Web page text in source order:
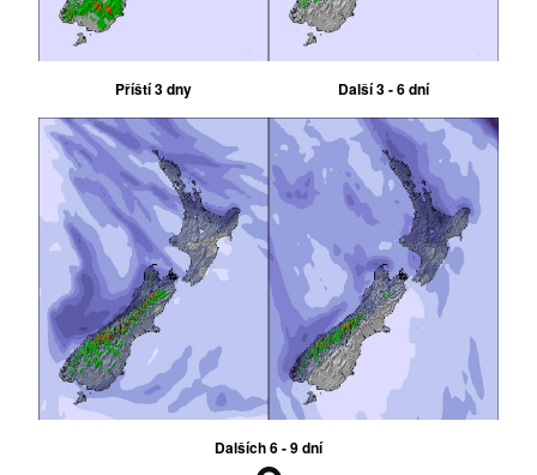
Příští 3 dny Další 3 - 6 dní
Dalších 6 - 9 dní